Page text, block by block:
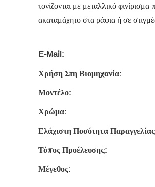
τονίζονται με μεταλλικό
ακαταμάχητο στα ράφια ή σε
E-Mail:
Χρήση Στη Βιομηχανία:
Μοντέλο:
Χρώμα:
Ελάχιστη Ποσότητα
Τόπος Προέλευσης:
Μέγεθος: